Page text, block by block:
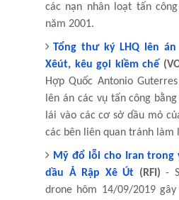
các nạn nhân loạt tấn
năm 2001.
Tổng thư ký LHQ lên
Xêút, kêu gọi kiềm chế
Hợp Quốc Antonio
lên án các vụ tấn công
lái vào các cơ sở dầu mỏ
các bên liên quan tránh làm
Mỹ đổ lỗi cho Iran trong
dầu Ả Rập Xê Út (RFI) -
drone hôm 14/09/2019